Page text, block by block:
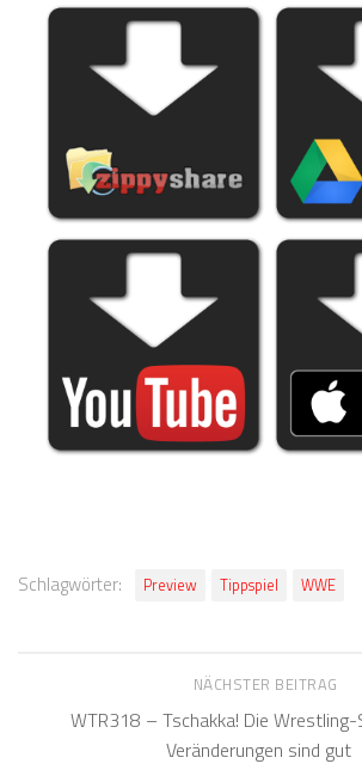
Schlagwörter: Preview Tippspiel WWE
NÄCHSTER BEITRAG
WTR318 – Tschakka! Die
Veränderungen sind gut